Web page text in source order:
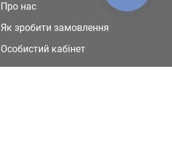
Про нас
Як зробити замовлення
Особистий кабінет